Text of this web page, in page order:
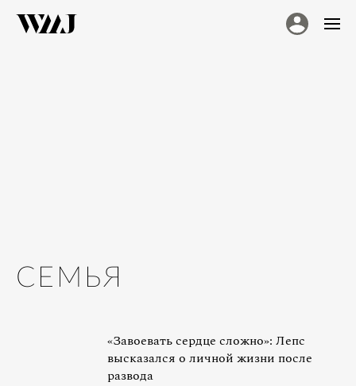
СЕМЬЯ
«Завоевать сердце сложно»: Лепс
высказался о личной жизни после
развода